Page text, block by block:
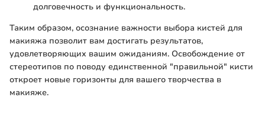
долговечность и функциональность.
Таким образом, осознание важности выбора кистей для
макияжа позволит вам достигать результатов,
удовлетворяющих вашим ожиданиям. Освобождение от
стереотипов по поводу единственной "правильной" кисти
откроет новые горизонты для вашего творчества в
макияже.